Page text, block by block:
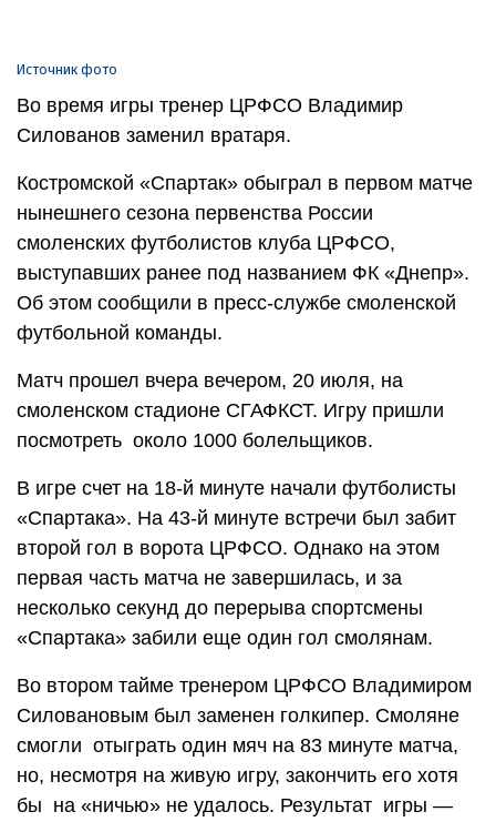
Источник фото
Во время игры тренер ЦРФСО Владимир
Силованов заменил вратаря.
Костромской «Спартак» обыграл в первом матче
нынешнего сезона первенства России
смоленских футболистов клуба ЦРФСО,
выступавших ранее под названием ФК «Днепр».
Об этом сообщили в пресс-службе смоленской
футбольной команды.
Матч прошел вчера вечером, 20 июля, на
смоленском стадионе СГАФКСТ. Игру пришли
посмотреть около 1000 болельщиков.
В игре счет на 18-й минуте начали футболисты
«Спартака». На 43-й минуте встречи был забит
второй гол в ворота ЦРФСО. Однако на этом
первая часть матча не завершилась, и за
несколько секунд до перерыва спортсмены
«Спартака» забили еще один гол смолянам.
Во втором тайме тренером ЦРФСО Владимиром
Силовановым был заменен голкипер. Смоляне
смогли отыграть один мяч на 83 минуте матча,
но, несмотря на живую игру, закончить его хотя
бы на «ничью» не удалось. Результат игры —